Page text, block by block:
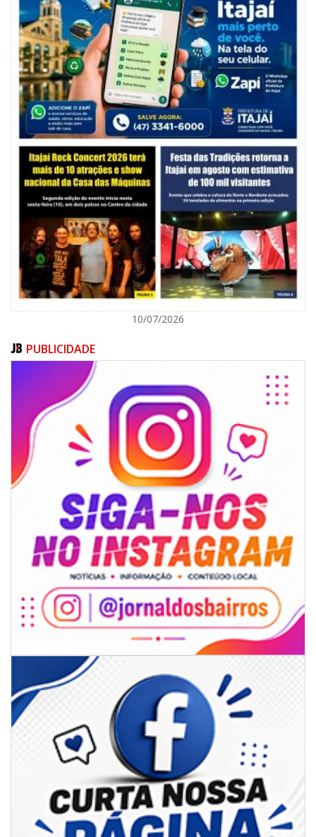
05/08/2026 | 07:00
Balneário Camboriú anuncia novo concurso para Guarda Municipal
POLÍTICA
05/08/2026 | 14:41
Voz do litoral em Brasília: Joab da Pesca foca campanha na infraestrutura
e defesa dos pescadores da AMFRI
ITAPEMA
10/07/2026
PUBLICIDADE